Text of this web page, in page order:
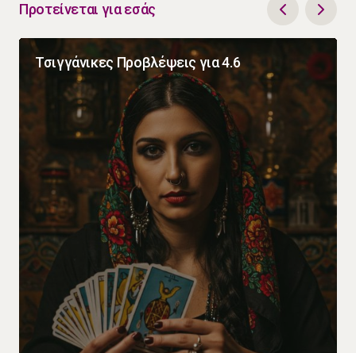
Προτείνεται για εσάς
Τσιγγάνικες Προβλέψεις για 4.6